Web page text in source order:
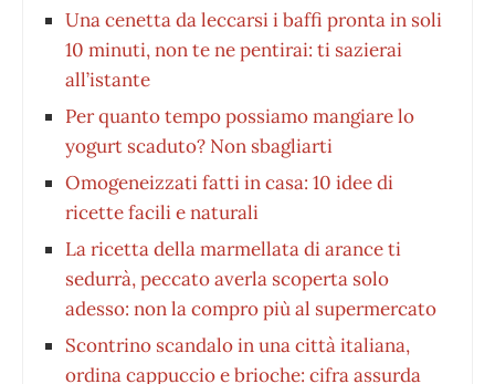
Una cenetta da leccarsi i baffi pronta in soli
10 minuti, non te ne pentirai: ti sazierai
all’istante
Per quanto tempo possiamo mangiare lo
yogurt scaduto? Non sbagliarti
Omogeneizzati fatti in casa: 10 idee di
ricette facili e naturali
La ricetta della marmellata di arance ti
sedurrà, peccato averla scoperta solo
adesso: non la compro più al supermercato
Scontrino scandalo in una città italiana,
ordina cappuccio e brioche: cifra assurda